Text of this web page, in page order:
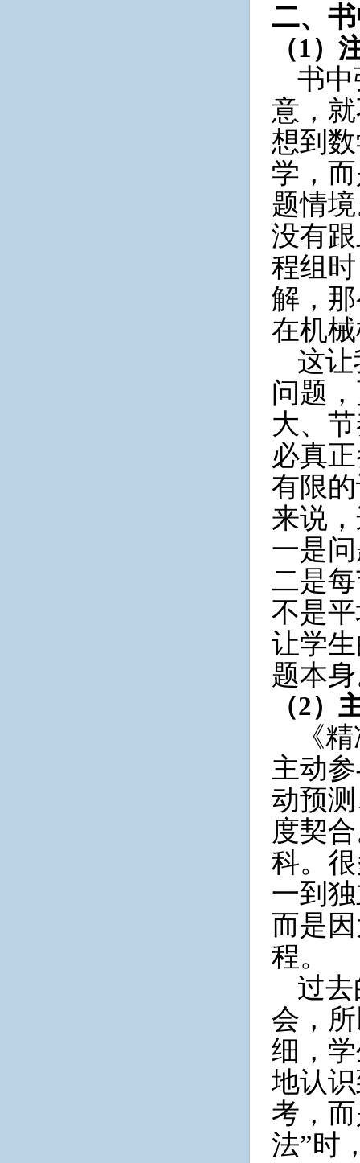
二、
（1）
书
意，
想到
学，
题情
没有
程组
解，
在机
这
问题
大、
必真
有限
来说
一是
二是
不是
让学
题本
（2）
《精
主动
动预
度契
科。
一到
而是
程。
过
会，
细，
地认
考，
法”时